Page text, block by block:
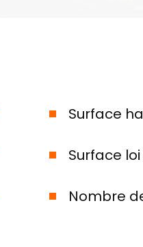
Surface
Surface
Nombre